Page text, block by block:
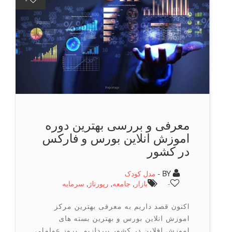
معرفی و بررسی بهترین دوره
اموزش انلاین بورس و فاركس
در كشور
مدل کودک
بازار
,جامعه,رپورتاژ, سرمایه
اكنون قصد داریم به معرفی بهترین مركز
اموزش انلاین بورس و بهترین بسته های